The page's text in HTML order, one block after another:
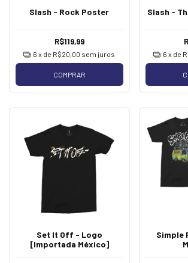
Slash - Rock Poster
R$119,99
6 x de R$20,00 sem juros
COMPRAR
Slash -
6 x de
Set It Off - Logo
[Importada México]
Simple